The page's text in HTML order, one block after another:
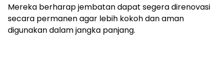
Mereka berharap jembatan dapat segera direnovasi
secara permanen agar lebih kokoh dan aman
digunakan dalam jangka panjang.